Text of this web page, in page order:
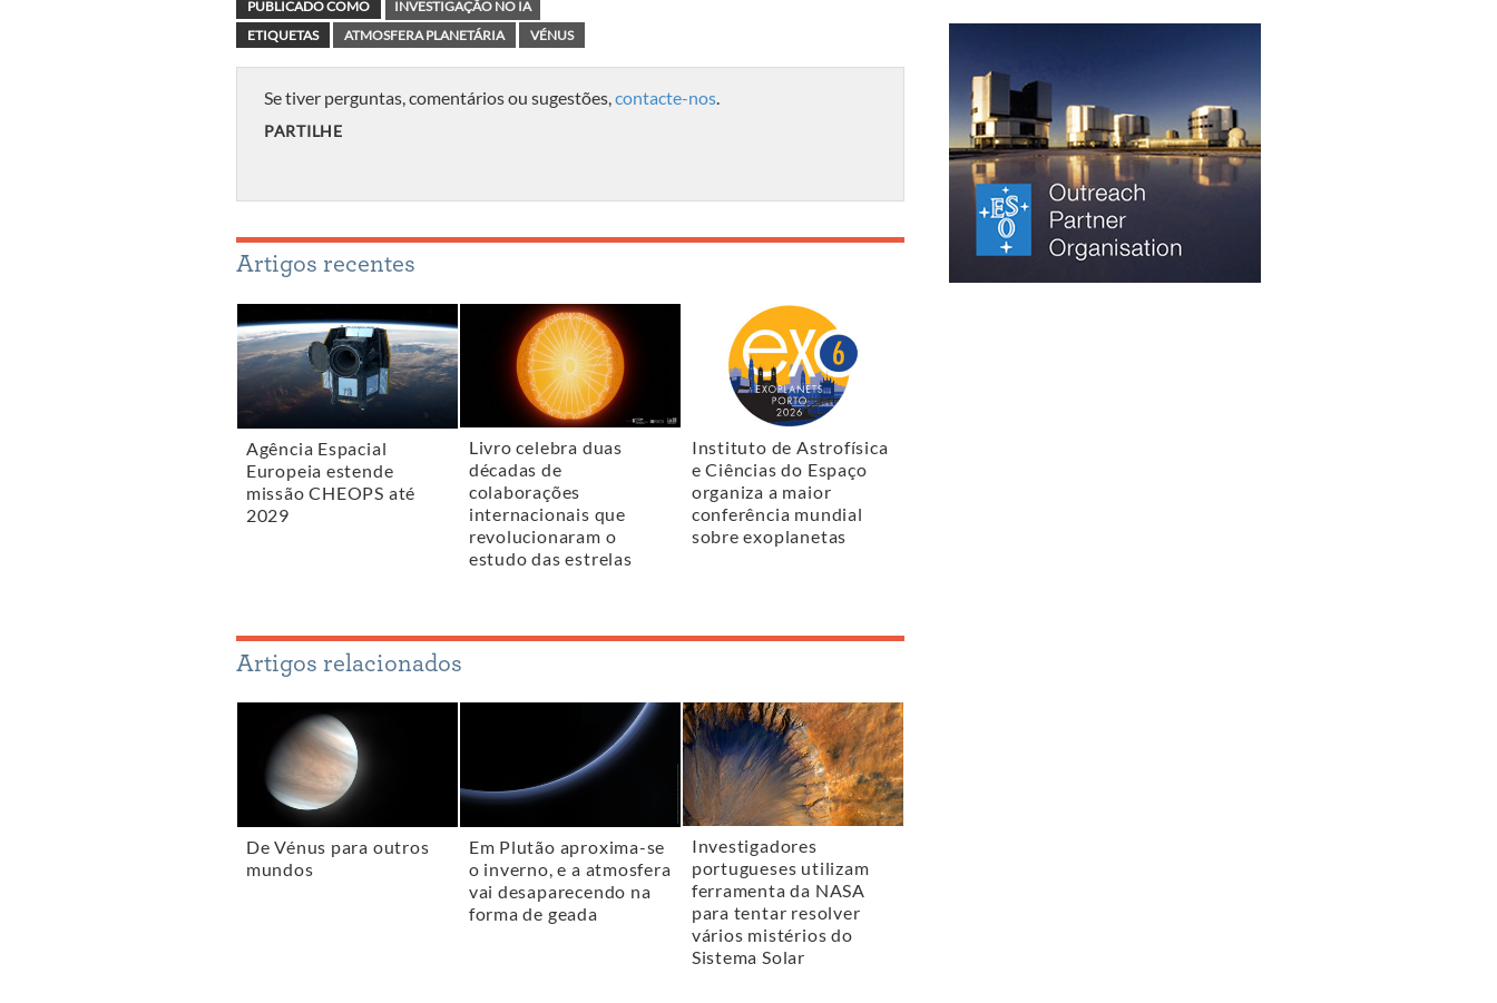
PUBLICADO COMO
INVESTIGAÇÃO NO IA
ETIQUETAS
ATMOSFERA PLANETÁRIA VÉNUS
Se tiver perguntas, comentários ou sugestões,contacte-nos.
PARTILHE
Artigos recentes
Agência Espacial
Europeia estende
missão CHEOPS até
2029
Livro celebra duas
décadas de
colaborações
internacionais que
revolucionaram o
estudo das estrelas
Instituto de Astrofísica
e Ciências do Espaço
organiza a maior
conferência mundial
sobre exoplanetas
Artigos relacionados
De Vénus para outros
mundos
Em Plutão aproxima-se
o inverno, e a atmosfera
vai desaparecendo na
forma de geada
Investigadores
portugueses utilizam
ferramenta da NASA
para tentar resolver
vários mistérios do
Sistema Solar